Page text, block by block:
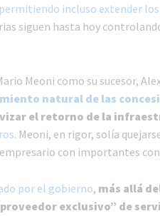
permitiendo incluso extender
siguen hasta hoy
Meoni como su sucesor,
natural de las
el retorno de la
. Meoni, en rigor, solía
con importantes
por el gobierno, más allá
exclusivo” de